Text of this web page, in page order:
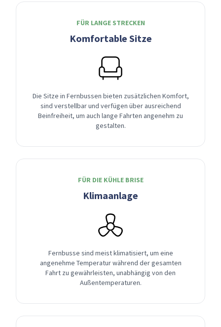
FÜR LANGE STRECKEN
Komfortable Sitze
Die Sitze in Fernbussen bieten zusätzlichen Komfort,
sind verstellbar und verfügen über ausreichend
Beinfreiheit, um auch lange Fahrten angenehm zu
gestalten.
FÜR DIE KÜHLE BRISE
Klimaanlage
Fernbusse sind meist klimatisiert, um eine
angenehme Temperatur während der gesamten
Fahrt zu gewährleisten, unabhängig von den
Außentemperaturen.